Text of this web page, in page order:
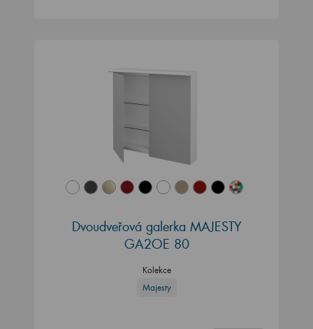
Dvoudveřová galerka MAJESTY
GA2OE 80
Kolekce
Majesty